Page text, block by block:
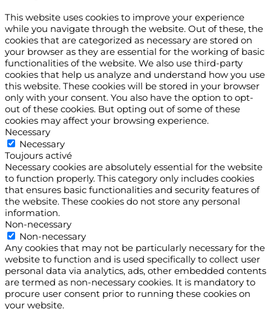
This website uses cookies to improve your experience
while you navigate through the website. Out of these, the
cookies that are categorized as necessary are stored on
your browser as they are essential for the working of basic
functionalities of the website. We also use third-party
cookies that help us analyze and understand how you use
this website. These cookies will be stored in your browser
only with your consent. You also have the option to opt-
out of these cookies. But opting out of some of these
cookies may affect your browsing experience.
Necessary
Necessary
Toujours activé
Necessary cookies are absolutely essential for the website
to function properly. This category only includes cookies
that ensures basic functionalities and security features of
the website. These cookies do not store any personal
information.
Non-necessary
Non-necessary
Any cookies that may not be particularly necessary for the
website to function and is used specifically to collect user
personal data via analytics, ads, other embedded contents
are termed as non-necessary cookies. It is mandatory to
procure user consent prior to running these cookies on
your website.